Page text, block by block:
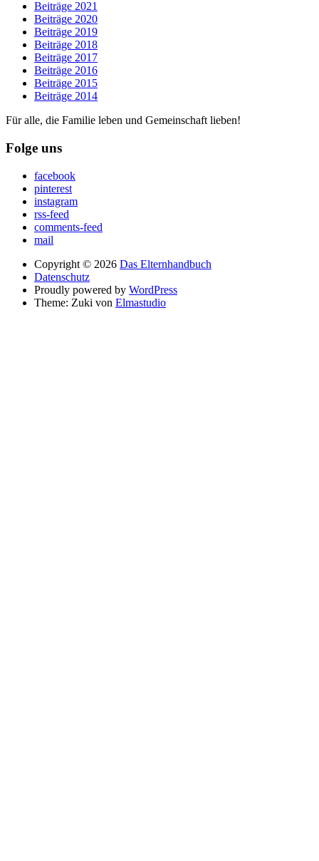
Beiträge 2021
Beiträge 2020
Beiträge 2019
Beiträge 2018
Beiträge 2017
Beiträge 2016
Beiträge 2015
Beiträge 2014
Für alle, die Familie leben und Gemeinschaft lieben!
Folge uns
facebook
pinterest
instagram
rss-feed
comments-feed
mail
Copyright © 2026 Das Elternhandbuch
Datenschutz
Proudly powered by WordPress
Theme: Zuki von Elmastudio